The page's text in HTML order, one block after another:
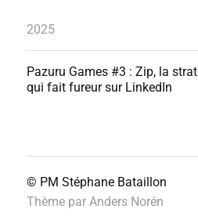
2025
Pazuru Games #3 : Zip, la
qui fait fureur sur LinkedIn
© PM Stéphane Bataillon
Thème par Anders Norén